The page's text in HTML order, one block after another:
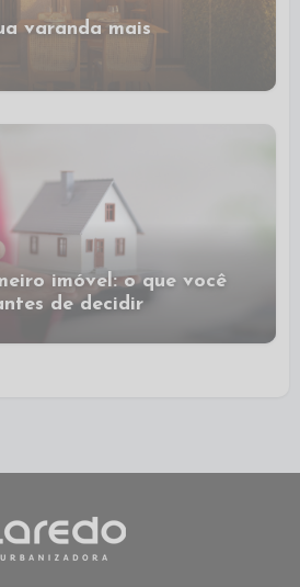
varanda mais
imóvel: o que você
de decidir